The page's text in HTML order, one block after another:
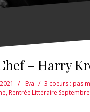
– Harry
Eva 3 coeurs : pas
,Rentrée Littéraire Septembre